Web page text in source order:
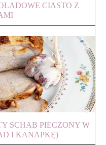
CIASTO Z
SCHAB PIECZONY W
I KANAPKĘ)